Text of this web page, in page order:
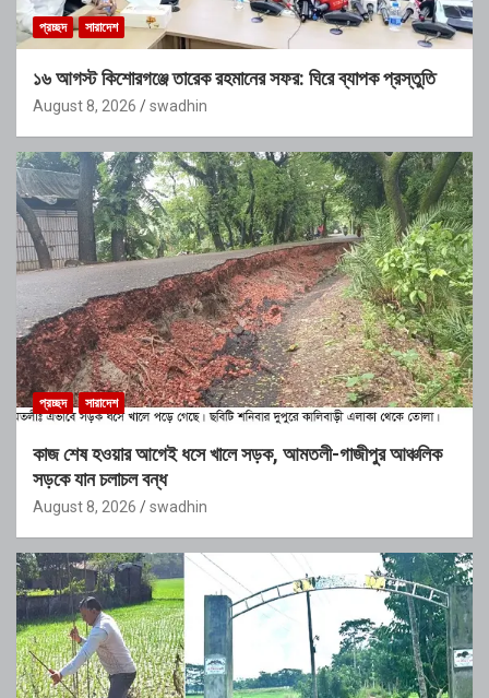
প্রচ্ছদ সারাদেশ
১৬ আগস্ট কিশোরগঞ্জে তারেক রহমানের সফর: ঘিরে ব্যাপক প্রস্তুতি
August 8, 2026 swadhin
প্রচ্ছদ সারাদেশ
কাজ শেষ হওয়ার আগেই ধসে খালে সড়ক, আমতলী-গাজীপুর আঞ্চলিক
সড়কে যান চলাচল বন্ধ
August 8, 2026 swadhin